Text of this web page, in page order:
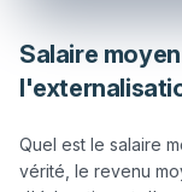
Salaire
Quel est le salaire
vérité, le revenu